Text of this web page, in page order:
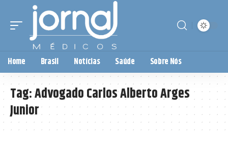
Home Brasil Notícias Saúde Sobre Nós
Tag:Advogado Carlos Alberto Arges
Junior